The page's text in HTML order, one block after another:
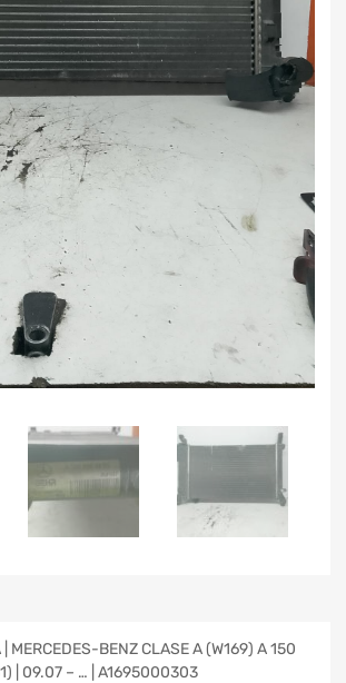
MERCEDES-BENZ CLASE A (W169) A 150
| 09.07 – … | A1695000303